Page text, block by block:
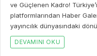
ve Güçlenen Kadro!
platformlarından Haber
yayıncılık dünyasındaki
DEVAMINI OKU